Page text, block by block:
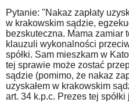
Pytanie: "Nakaz zapłaty
w krakowskim sądzie,
bezskuteczna. Mama zamiar
klauzuli wykonalności
spółki. Sam mieszkam w
tej sprawie może zostać
sądzie (pomimo, że nakaz
uzyskałem w krakowskim
art. 34 k.p.c. Prezes tej